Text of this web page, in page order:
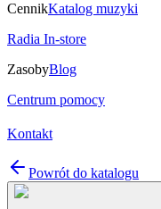
CennikKatalog muzyki
Radia In-store
ZasobyBlog
Centrum pomocy
Kontakt
Powrót do katalogu